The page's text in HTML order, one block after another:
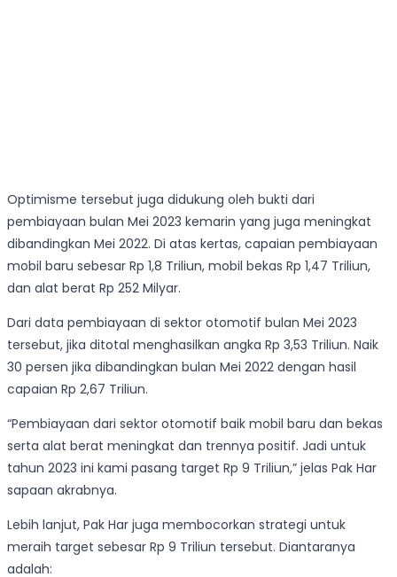
Optimisme tersebut juga didukung oleh bukti dari
pembiayaan bulan Mei 2023 kemarin yang juga meningkat
dibandingkan Mei 2022. Di atas kertas, capaian pembiayaan
mobil baru sebesar Rp 1,8 Triliun, mobil bekas Rp 1,47 Triliun,
dan alat berat Rp 252 Milyar.
Dari data pembiayaan di sektor otomotif bulan Mei 2023
tersebut, jika ditotal menghasilkan angka Rp 3,53 Triliun. Naik
30 persen jika dibandingkan bulan Mei 2022 dengan hasil
capaian Rp 2,67 Triliun.
“Pembiayaan dari sektor otomotif baik mobil baru dan bekas
serta alat berat meningkat dan trennya positif. Jadi untuk
tahun 2023 ini kami pasang target Rp 9 Triliun,” jelas Pak Har
sapaan akrabnya.
Lebih lanjut, Pak Har juga membocorkan strategi untuk
meraih target sebesar Rp 9 Triliun tersebut. Diantaranya
adalah: